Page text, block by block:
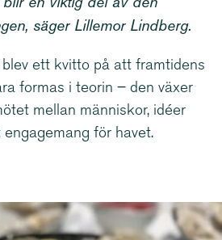
blir en viktig del av den
säger Lillemor Lindberg.
blev ett kvitto på att framtidens
formas i teorin – den växer
mellan människor, idéer
för havet.